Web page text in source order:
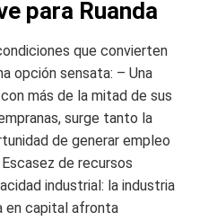
para Ruanda
que convierten
opción sensata: – Una
más de la mitad de sus
surge tanto la
de generar empleo
de recursos
industrial: la industria
en capital afronta